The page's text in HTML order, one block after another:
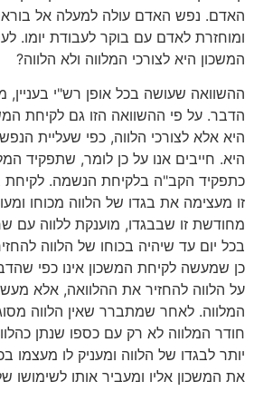
האדם. נפש האדם עולה למעלה אל
ומוחזרת לאדם עם בוקר לעבודת יומו.
המשכון היא לצורכי המלווה ולא הלווה?
ההשוואה שעושה בכל אופן רש"י
הדבר. על פי ההשוואה הזו גם לקיחת
היא אלא לצורכי הלווה, כפי שעליית
היא. חייבים אנו על כן לומר, שתפקיד
כתפקיד הקב"ה בלקיחת הנשמה. לקיחת
זו מעצימה את בגדו של הלווה מכוחו
מחודשת זו שבבגדו, מוענקת ללווה עם
בכל יום עד שיהיה בכוחו של הלווה
כן שמעשה לקיחת המשכון אינו כפי
על הלווה להחזיר את ההלוואה, אלא
המלווה. לאחר שמתברר שאין הלווה
חודר המלווה לא רק עם כספו שנתן
יותר לבגדו של הלווה ומעניק לו מעצמו
את המשכון אליו ומעביר אותו לשימושו